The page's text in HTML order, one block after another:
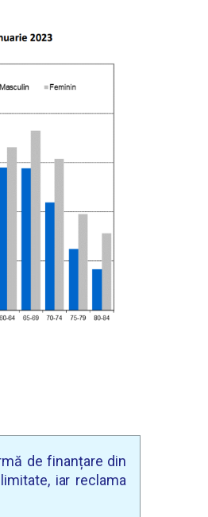
de finanțare din
iar reclama